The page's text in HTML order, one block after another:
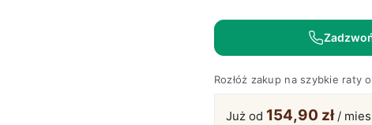
i
lustrem
przedpokoju
Rozłóż zakup na szybkie raty
Już od 154,90 zł/